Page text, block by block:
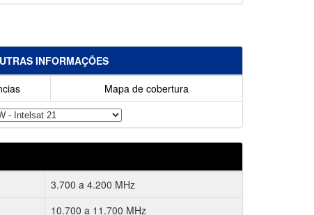
INFORMAÇÕES
Mapa de cobertura
3.700 a 4.200 MHz
10.700 a 11.700 MHz